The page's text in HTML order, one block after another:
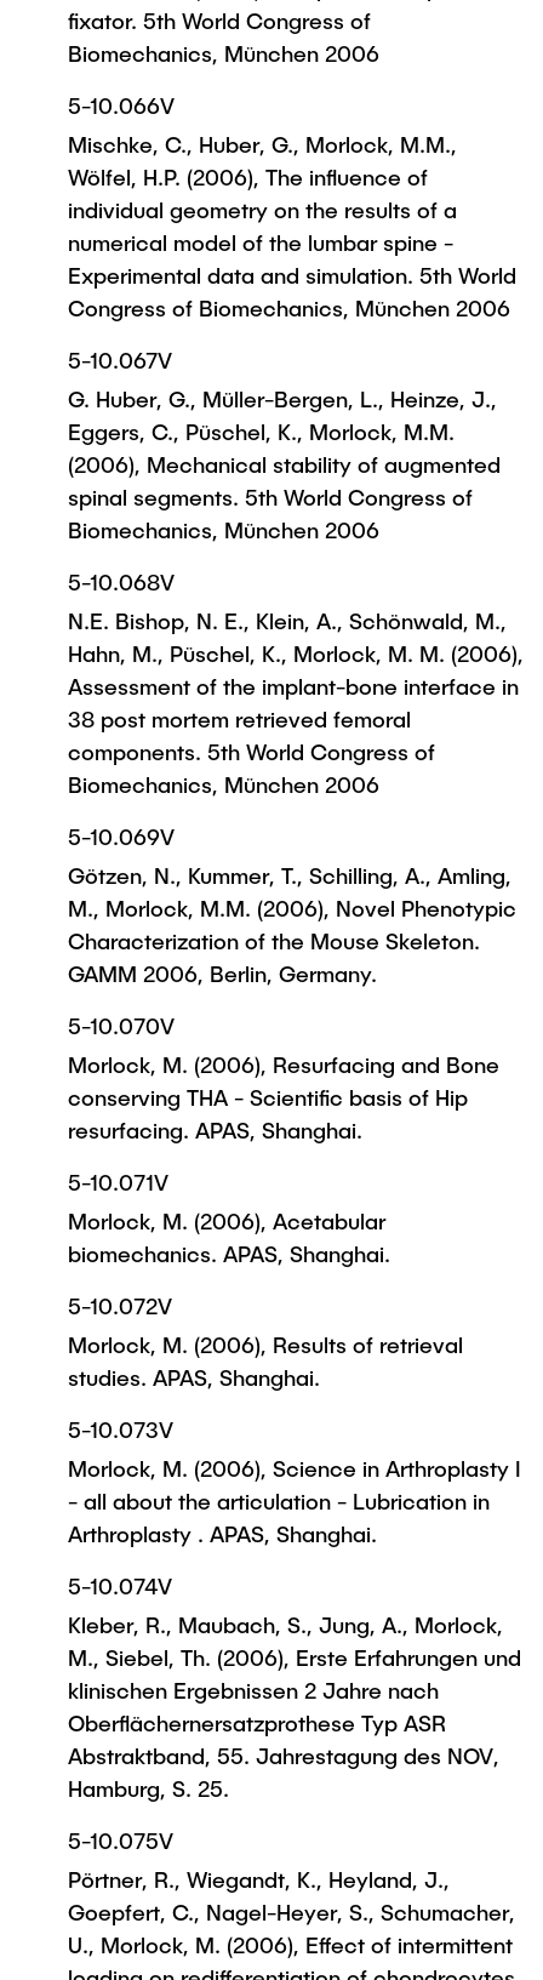
fixator. 5th World Congress of
Biomechanics, München 2006
5-10.066V
Mischke, C., Huber, G., Morlock, M.M.,
Wölfel, H.P. (2006), The influence of
individual geometry on the results of a
numerical model of the lumbar spine -
Experimental data and simulation. 5th World
Congress of Biomechanics, München 2006
5-10.067V
G. Huber, G., Müller-Bergen, L., Heinze, J.,
Eggers, C., Püschel, K., Morlock, M.M.
(2006), Mechanical stability of augmented
spinal segments. 5th World Congress of
Biomechanics, München 2006
5-10.068V
N.E. Bishop, N. E., Klein, A., Schönwald, M.,
Hahn, M., Püschel, K., Morlock, M. M. (2006),
Assessment of the implant-bone interface in
38 post mortem retrieved femoral
components. 5th World Congress of
Biomechanics, München 2006
5-10.069V
Götzen, N., Kummer, T., Schilling, A., Amling,
M., Morlock, M.M. (2006), Novel Phenotypic
Characterization of the Mouse Skeleton.
GAMM 2006, Berlin, Germany.
5-10.070V
Morlock, M. (2006), Resurfacing and Bone
conserving THA - Scientific basis of Hip
resurfacing. APAS, Shanghai.
5-10.071V
Morlock, M. (2006), Acetabular
biomechanics. APAS, Shanghai.
5-10.072V
Morlock, M. (2006), Results of retrieval
studies. APAS, Shanghai.
5-10.073V
Morlock, M. (2006), Science in Arthroplasty I
- all about the articulation - Lubrication in
Arthroplasty . APAS, Shanghai.
5-10.074V
Kleber, R., Maubach, S., Jung, A., Morlock,
M., Siebel, Th. (2006), Erste Erfahrungen und
klinischen Ergebnissen 2 Jahre nach
Oberflächernersatzprothese Typ ASR
Abstraktband, 55. Jahrestagung des NOV,
Hamburg, S. 25.
5-10.075V
Pörtner, R., Wiegandt, K., Heyland, J.,
Goepfert, C., Nagel-Heyer, S., Schumacher,
U., Morlock, M. (2006), Effect of intermittent